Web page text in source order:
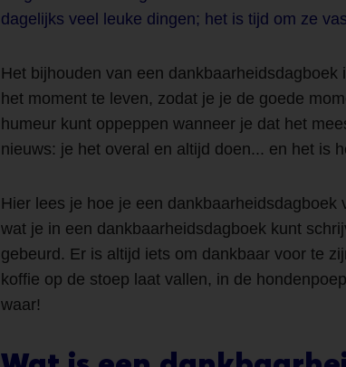
dagelijks veel leuke dingen; het is tijd om ze
Het bijhouden van een
het moment te leven, zodat je je de goede
humeur kunt oppeppen wanneer je dat het
nieuws: je het overal en altijd doen... en het is
Hier lees je hoe je een dankbaarheidsdagboek
wat je in een dankbaarheidsdagboek kunt
gebeurd. Er is altijd iets om dankbaar voor te
koffie op de stoep laat vallen, in de
waar!